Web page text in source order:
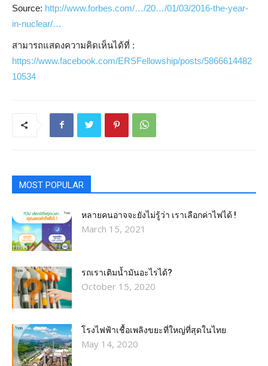
Source: http://www.forbes.com/…/20…/01/03/2016-the-year-
in-nuclear/…
สามารถแสดงความคิดเห็นได้ที่ :
https://www.facebook.com/ERSFellowship/posts/5866614482
10534
MOST POPULAR
หลายคนอาจจะยังไม่รู้ว่า เราเลือกค่าไฟได้ !
March 15, 2021
รถเราเติมน้ำมันอะไรได้?​
October 15, 2020
โรงไฟฟ้าเชื้อเพลิงขยะที่ใหญ่ที่สุดในไทย
May 14, 2020